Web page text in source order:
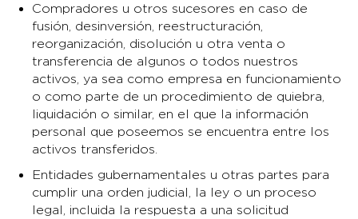
Compradores u otros sucesores en caso de
fusión, desinversión, reestructuración,
reorganización, disolución u otra venta o
transferencia de algunos o todos nuestros
activos, ya sea como empresa en funcionamiento
o como parte de un procedimiento de quiebra,
liquidación o similar, en el que la información
personal que poseemos se encuentra entre los
activos transferidos.
Entidades gubernamentales u otras partes para
cumplir una orden judicial, la ley o un proceso
legal, incluida la respuesta a una solicitud